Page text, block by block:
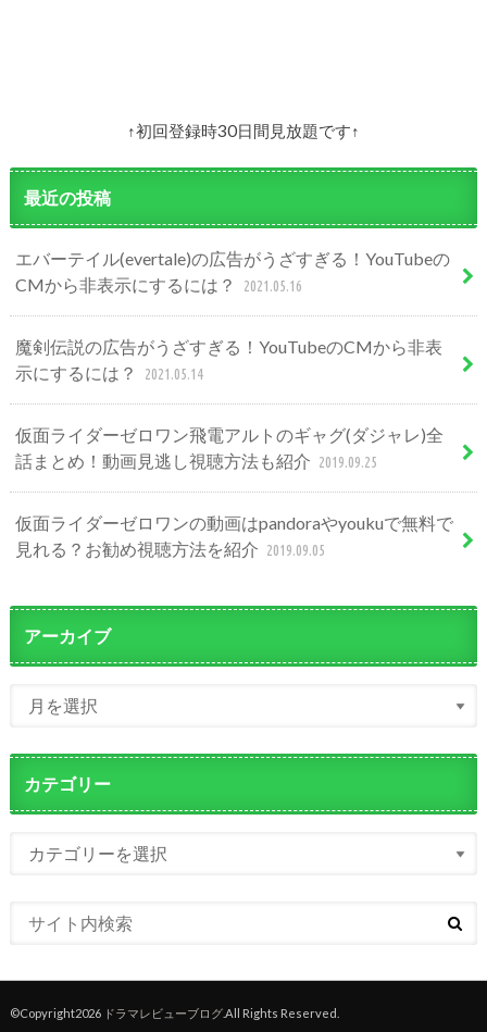
↑初回登録時30日間見放題です↑
最近の投稿
エバーテイル(evertale)の広告がうざすぎる！YouTubeの
CMから非表示にするには？
2021.05.16
魔剣伝説の広告がうざすぎる！YouTubeのCMから非表
示にするには？
2021.05.14
仮面ライダーゼロワン飛電アルトのギャグ(ダジャレ)全
話まとめ！動画見逃し視聴方法も紹介 2019.09.25
仮面ライダーゼロワンの動画はpandoraやyoukuで無料で
見れる？お勧め視聴方法を紹介 2019.09.05
アーカイブ
カテゴリー
©Copyright2026 ドラマレビューブログ.All Rights Reserved.